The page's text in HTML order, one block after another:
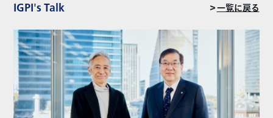
IGPI's Talk ＞一覧に戻る